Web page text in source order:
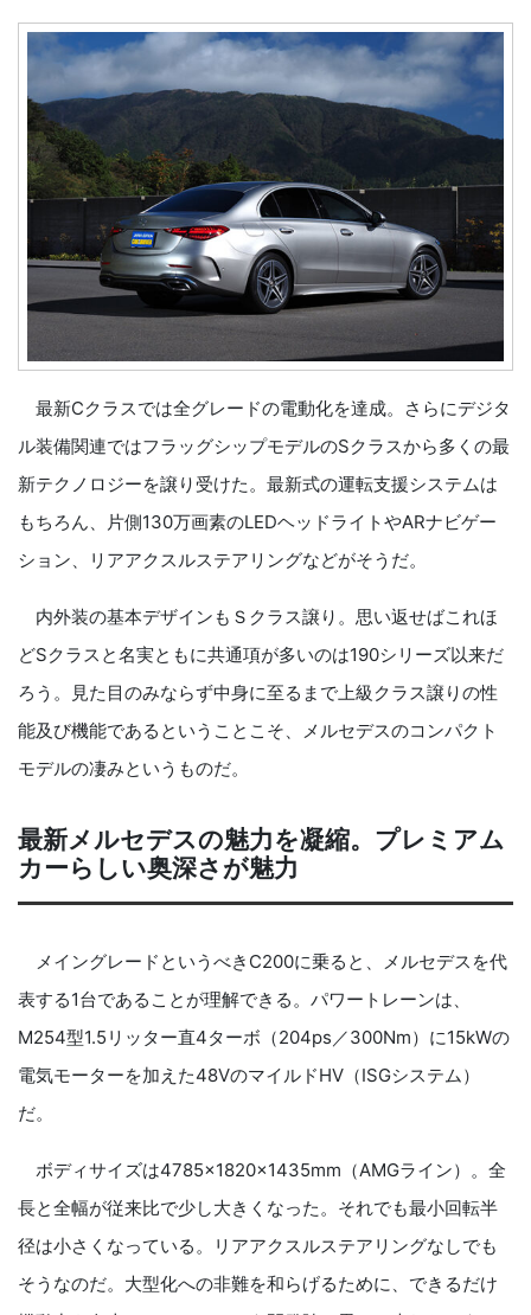
最新Cクラスでは全グレードの電動化を達成。さらにデジタ
ル装備関連ではフラッグシップモデルのSクラスから多くの最
新テクノロジーを譲り受けた。最新式の運転支援システムは
もちろん、片側130万画素のLEDヘッドライトやARナビゲー
ション、リアアクスルステアリングなどがそうだ。
内外装の基本デザインもＳクラス譲り。思い返せばこれほ
どSクラスと名実ともに共通項が多いのは190シリーズ以来だ
ろう。見た目のみならず中身に至るまで上級クラス譲りの性
能及び機能であるということこそ、メルセデスのコンパクト
モデルの凄みというものだ。
最新メルセデスの魅力を凝縮。プレミアム
カーらしい奥深さが魅力
メイングレードというべきC200に乗ると、メルセデスを代
表する1台であることが理解できる。パワートレーンは、
M254型1.5リッター直4ターボ（204ps／300Nm）に15kWの
電気モーターを加えた48VのマイルドHV（ISGシステム）
だ。
ボディサイズは4785×1820×1435mm（AMGライン）。全
長と全幅が従来比で少し大きくなった。それでも最小回転半
径は小さくなっている。リアアクスルステアリングなしでも
そうなのだ。大型化への非難を和らげるために、できるだけ